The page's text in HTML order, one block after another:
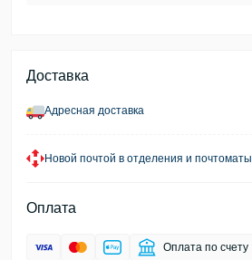
Доставка
Адресная доставка
Новой почтой в отделения и почтоматы
Оплата
Оплата по счету